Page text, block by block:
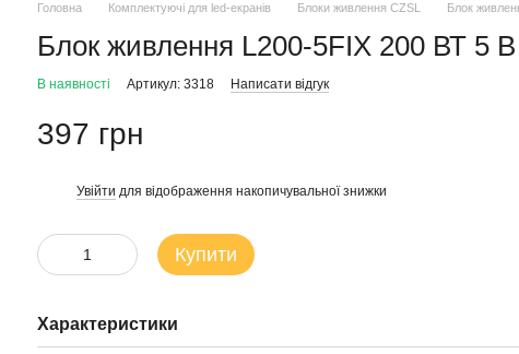
Головна Комплектуючі для led-екранів Блоки живлення CZSL Блок
Блок живлення L200-5FIX 200 ВТ 5
В наявності Артикул: 3318 Написати відгук
397 грн
Увійти для відображення накопичувальної знижки
Купити
Характеристики